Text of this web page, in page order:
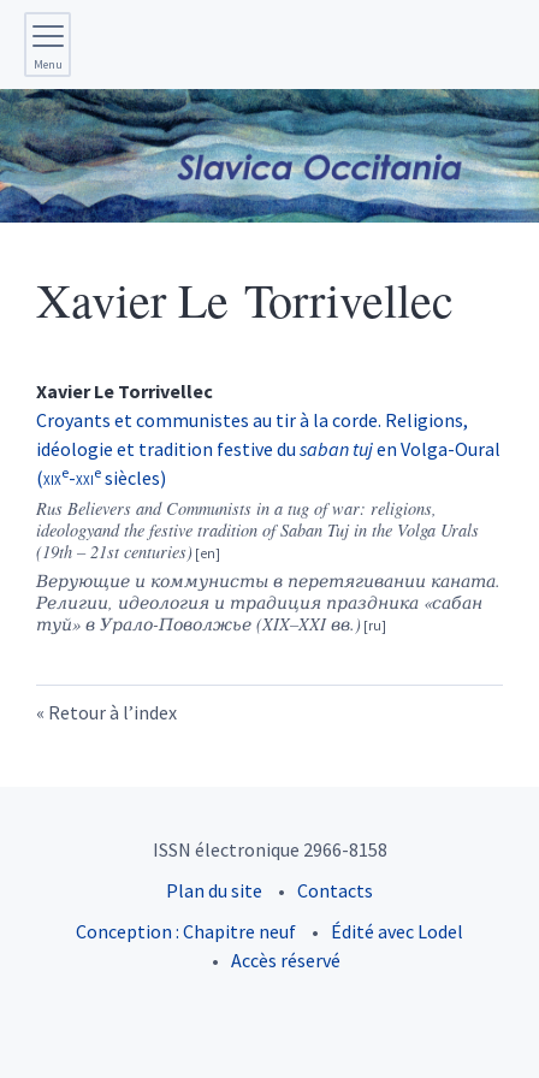
Menu
XavierLe Torrivellec
XavierLe Torrivellec
Croyants et communistes au tir à la corde. Religions,
idéologie et tradition festive du saban tujen Volga-Oural
(xixe-xxie siècles)
Rus Believers and Communists in a tug of war: religions,
ideologyand the festive tradition of Saban Tuj in the Volga Urals
(19th – 21st centuries)
Верующие и коммунисты в перетягивании каната.
Религии, идеология и традиция праздника «сабан
туй» в Урало-Поволжье (XIX–XXI вв.)
Retour à l’index
ISSN électronique 2966-8158
Plan du site
Contacts
Conception : Chapitre neuf
Édité avec Lodel
Accès réservé